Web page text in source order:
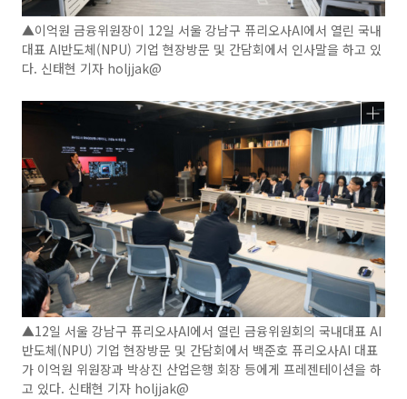
▲이억원 금융위원장이 12일 서울 강남구 퓨리오사AI에서 열린 국내
대표 AI반도체(NPU) 기업 현장방문 및 간담회에서 인사말을 하고 있
다. 신태현 기자 holjjak@
▲12일 서울 강남구 퓨리오사AI에서 열린 금융위원회의 국내대표 AI
반도체(NPU) 기업 현장방문 및 간담회에서 백준호 퓨리오사AI 대표
가 이억원 위원장과 박상진 산업은행 회장 등에게 프레젠테이션을 하
고 있다. 신태현 기자 holjjak@